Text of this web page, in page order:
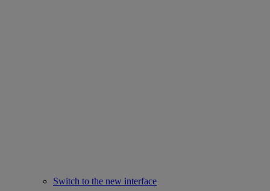
Switch to the new interface